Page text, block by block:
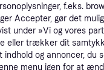
f.eks.
Accepter, gør det
under »Vi og vores
eller trækker dit
og annoncer, du
menu igen for at